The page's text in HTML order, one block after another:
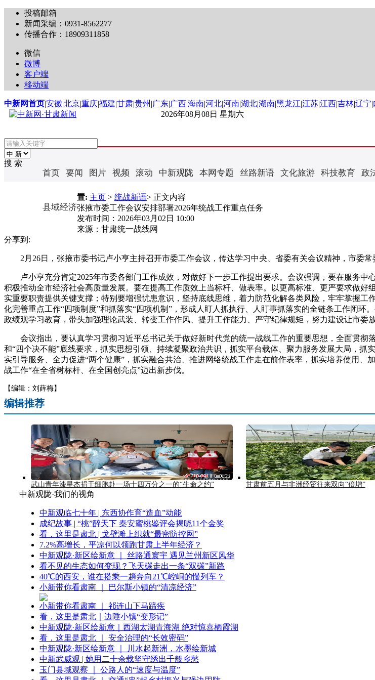
投稿邮箱
新闻采编：0931-8562277
传播合作：18909311858
微信
微博
客户端
移动端
中新网首页|安徽|北京|重庆|福建|甘肃|贵州 |广东|广西|海南|河北|河南|湖北|湖南|黑龙江|江苏|江西|吉林|辽宁|
2026年08月08日 星期六
搜 索
首页 要闻 图片 视频 滚动 中新观陇 本网专题 丝路新语 文化旅游 科技教育 政
县域经济
置: 主页 > 统战新语> 正文内容
张掖市委工作会议安排部署2026年统战工作重点任务
发布时间： 2026年03月02日 10:00
来源： 甘肃统一战线网
分享到:
2月26日，张掖市委书记卢小亨主持召开市委工作会议，传达学习中央、省委有关会议精神，市委常
卢小亨充分肯定2025年市委各部门工作成效，对做好下一步工作提出要求。会议强调，要在服务中
积极推动全市经济社会高质量发展。要在提高工作质效上当标杆、做表率。以更高标准、更严要求做
实重要职责提供关键支撑；特别要增强忧患意识，坚持底线思维，着力防范化解各类风险，牢牢掌握
化完善重点工作“四项制度”和抓落实“四项机制”，形成人盯人抓执行、人盯事抓落实的全链条工作闭
政绩观学习教育，带头加强理论武装、转变工作作风、提升工作能力、严守纪律规矩，努力建设让市委
会议指出，要认真学习贯彻习近平总书记关于做好新时代党的统一战线工作的重要思想，全面贯彻
和“四个决不能”底线要求，抓实思想引领、持续凝聚政治共识，抓实平台载体、聚力服务发展大局，抓
实引导服务、全力促进“两个健康”，抓实融合共治、推进网络统战工作走在前作表率，抓实培养使用
战工作“在全省树标杆、在全国创亮点”迈出新步伐。
【编辑：刘薛梅】
编辑推荐
武山青年漆星杰捐干细胞赴一场十四万分之一的“生命之约” 甘肃前五月与非洲经贸往来双向“倍增”
中新观陇·我们的视角
中新观临七十年 | 东西协作育“造血”动能
成纪故事 | “桃”醉天下 秦安蜜桃鉴评会揭晓11个金奖
看，这里是肃北 | 戈壁滩上织就“最密防控网”
7.2%高增长，平凉何以领跑甘肃上半年经济？
中新观陇·新区绘新意 ｜ 丝路通寰宇 遇见兰州新区风华
看不见的生态如何变现？飞天碳走出一条“双碳”新路
40℃的西安，谁在搭乘一趟奔向21℃崆峒的慢列车？
小新带你看肃南 ｜ 巴尔斯小镇的“清凉经济”
小新带你看肃南 ｜ 祁连山下马蹄疾
看，这里是肃北｜边陲小镇“变形记”
中新观陇·新区绘新意｜西湖太湖青海湖 绝对惊喜栖霞湖
看，这里是肃北 ｜ 安全治理的“长效密码”
中新观陇·新区绘新意 ｜ 川水起新洲，水墨绘新城
中新武威观 | 她用二十余载坚守绣出千般乡愁
玉门县域观察 ｜ 公路人的“速度与温度”